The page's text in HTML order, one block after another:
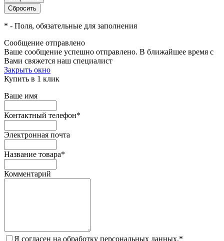
* - Поля, обязательные для заполнения
Сообщение отправлено
Ваше сообщение успешно отправлено. В ближайшее время с
Вами свяжется наш специалист
Закрыть окно
Купить в 1 клик
Ваше имя
Контактный телефон*
Электронная почта
Название товара*
Комментарий
Я согласен на обработку персональных данных.*